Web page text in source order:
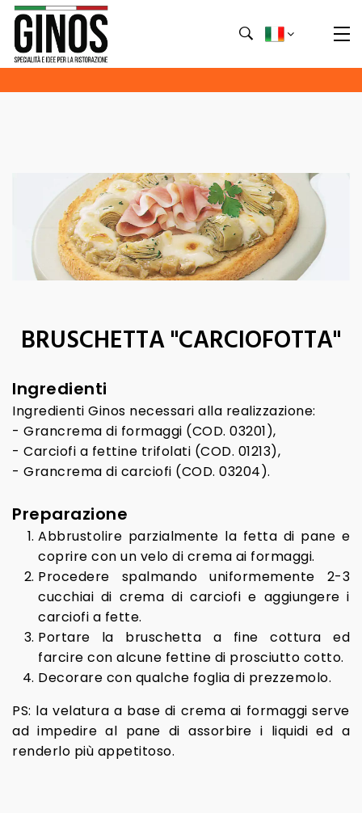
BRUSCHETTA "CARCIOFOTTA"
Ingredienti
Ingredienti Ginos necessari alla realizzazione:
- Grancrema di formaggi (COD. 03201),
- Carciofi a fettine trifolati (COD. 01213),
- Grancrema di carciofi (COD. 03204).
Preparazione
Abbrustolire parzialmente la fetta di pane e
coprire con un velo di crema ai formaggi.
Procedere spalmando uniformemente 2-3
cucchiai di crema di carciofi e aggiungere i
carciofi a fette.
Portare la bruschetta a fine cottura ed
farcire con alcune fettine di prosciutto cotto.
Decorare con qualche foglia di prezzemolo.
PS: la velatura a base di crema ai formaggi serve
ad impedire al pane di assorbire i liquidi ed a
renderlo più appetitoso.